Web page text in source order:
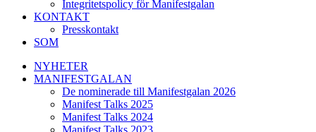
Integritetspolicy för Manifestgalan
KONTAKT
Presskontakt
SOM
NYHETER
MANIFESTGALAN
De nominerade till Manifestgalan 2026
Manifest Talks 2025
Manifest Talks 2024
Manifest Talks 2023